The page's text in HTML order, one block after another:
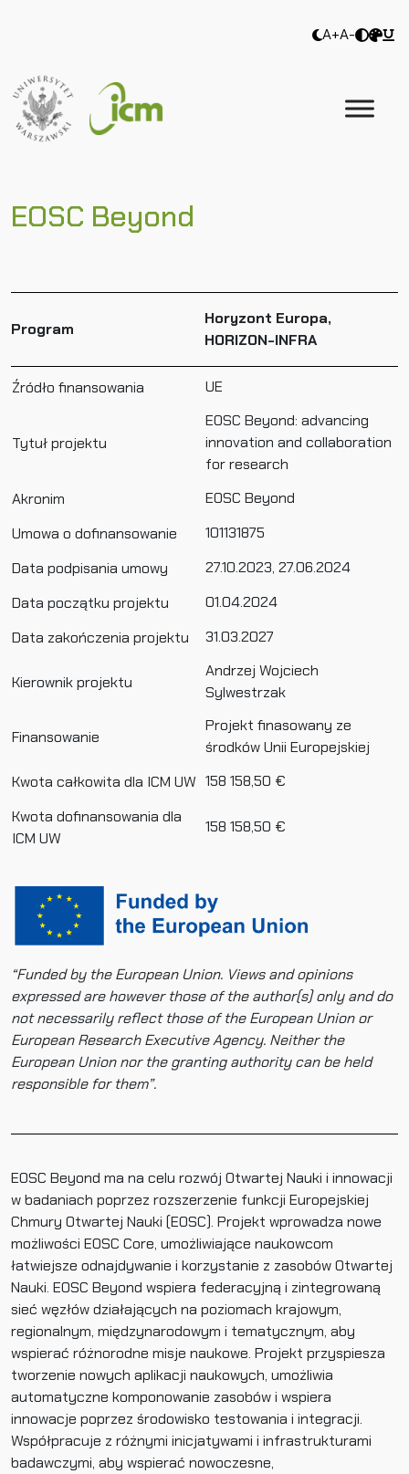
A+A-
EOSC Beyond
Program
Horyzont Europa,
HORIZON-INFRA
Źródło finansowania UE
Tytuł projektu
EOSC Beyond: advancing
innovation and collaboration
for research
Akronim
EOSC Beyond
Umowa o dofinansowanie
101131875
Data podpisania umowy
27.10.2023, 27.06.2024
Data początku projektu
01.04.2024
Data zakończenia projektu
31.03.2027
Kierownik projektu
Andrzej Wojciech
Sylwestrzak
Finansowanie
Projekt finasowany ze
środków Unii Europejskiej
Kwota całkowita dla ICM UW 158 158,50 €
Kwota dofinansowania dla
ICM UW
158 158,50 €
“Funded by the European Union. Views and opinions
expressed are however those of the author(s) only and do
not necessarily reflect those of the European Union or
European Research Executive Agency. Neither the
European Union nor the granting authority can be held
responsible for them”.
EOSC Beyond ma na celu rozwój Otwartej Nauki i innowacji
w badaniach poprzez rozszerzenie funkcji Europejskiej
Chmury Otwartej Nauki (EOSC). Projekt wprowadza nowe
możliwości EOSC Core, umożliwiające naukowcom
łatwiejsze odnajdywanie i korzystanie z zasobów Otwartej
Nauki. EOSC Beyond wspiera federacyjną i zintegrowaną
sieć węzłów działających na poziomach krajowym,
regionalnym, międzynarodowym i tematycznym, aby
wspierać różnorodne misje naukowe. Projekt przyspiesza
tworzenie nowych aplikacji naukowych, umożliwia
automatyczne komponowanie zasobów i wspiera
innowacje poprzez środowisko testowania i integracji.
Współpracuje z różnymi inicjatywami i infrastrukturami
badawczymi, aby wspierać nowoczesne,